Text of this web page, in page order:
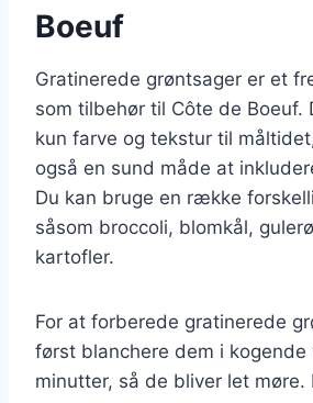
Boeuf
Gratinerede grøntsager er et
som tilbehør til Côte de Boeuf.
kun farve og tekstur til
også en sund måde at
Du kan bruge en række
såsom broccoli, blomkål,
kartofler.
For at forberede gratinerede
først blanchere dem i kogende
minutter, så de bliver let møre.